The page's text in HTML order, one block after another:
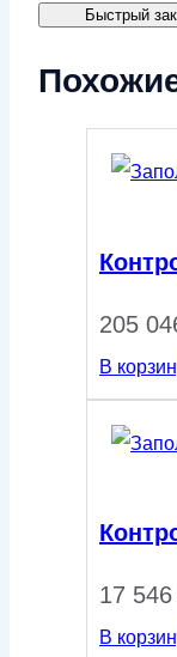
Q1-
CTER
Быстрый
205
В
17 546
В